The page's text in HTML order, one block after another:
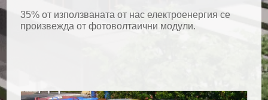
35% от използваната от нас електроенергия се
произвежда от фотоволтаични модули.